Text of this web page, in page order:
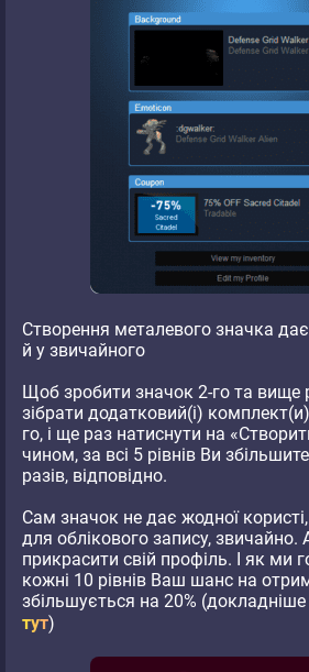
Створення металевого значка
й у звичайного
Щоб зробити значок 2-го та вище
зібрати додатковий(і)
го, і ще раз натиснути на
чином, за всі 5 рівнів Ви
разів, відповідно.
Сам значок не дає жодної
для облікового запису,
прикрасити свій профіль. І як ми
кожні 10 рівнів Ваш шанс на
збільшується на 20% (докладніше
тут)